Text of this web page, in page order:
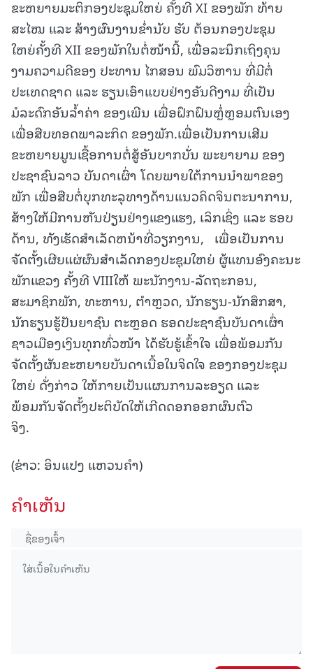
ຂະຫຍາຍມະຕິກອງປະຊຸມໃຫຍ່ ຄັ້ງທີ XI ຂອງພັກ ທ້າຍ
ສະໄໝ ແລະ ສ້າງຜົນງານຂ່ຳນັບ ຮັບ ຕ້ອນກອງປະຊຸມ
ໃຫຍ່ຄັ້ງທີ XII ຂອງພັກໃນຕໍ່ໜ້ານີ້, ເພື່ອລະນຶກເຖິງຄຸນ
ງາມຄວາມດີຂອງ ປະທານ ໄກສອນ ພົມວິຫານ ທີ່ມີຕໍ່
ປະເທດຊາດ ແລະ ຮຽນເອົາແບບຢ່າງອັນດີງາມ ທີ່ເປັນ
ມໍລະດົກອັນລໍ້າຄ່າ ຂອງເພີນ ເພື່ອຝຶກຝົນຫຼໍ່ຫຼອມຕົນເອງ
ເພື່ອສືບທອດພາລະກິດ ຂອງພັກ.ເພື່ອເປັນການເສີມ
ຂະຫຍາຍມູນເຊື້ອການຕໍ່ສູ້ອັນບາກບັ່ນ ພະຍາຍາມ ຂອງ
ປະຊາຊົນລາວ ບັນດາເຜົ່າ ໂດຍພາຍໃຕ້ການນຳພາຂອງ
ພັກ ເພື່ອສືບຕໍ່ບຸກທະລຸທາງດ້ານແນວຄິດຈິນຕະນາການ,
ສ້າງໃຫ້ມີການຫັນປ່ຽນຢ່າງແຂງແຮງ, ເລິກເຊິ່ງ ແລະ ຮອບ
ດ້ານ, ທັງເຮັດສຳເລັດຫນ້າທີ່ວຽກງານ, ເພື່ອເປັນການ
ຈັດຕັ້ງເຜີຍແຜ່ຜົນສຳເລັດກອງປະຊຸມໃຫຍ່ ຜູ້ແທນອົງຄະນະ
ພັກແຂວງ ຄັ້ງທີ VIIIໃຫ້ ພະນັກງານ-ລັດຖະກອນ,
ສະມາຊິກພັກ, ທະຫານ, ຕໍາຫຼວດ, ນັກຮຽນ-ນັກສຶກສາ,
ນັກຮຽນຮູ້ປັນຍາຊົນ ຕະຫຼອດ ຮອດປະຊາຊົນບັນດາເຜົ່າ
ຊາວເມືອງເງິນທຸກທົ່ວໜ້າ ໄດ້ຮັບຮູ້ເຂົ້າໃຈ ເພື່ອພ້ອມກັນ
ຈັດຕັ້ງຜັນຂະຫຍາຍບັນດາເນື້ອໃນຈິດໃຈ ຂອງກອງປະຊຸມ
ໃຫຍ່ ດັ່ງກ່າວ ໃຫ້ກາຍເປັນແຜນການລະອຽດ ແລະ
ພ້ອມກັນຈັດຕັ້ງປະຕິບັດໃຫ້ເກີດດອກອອກຜົນຕົວ
ຈິງ.
(ຂ່າວ: ອິນແປງ ແຫວນຄຳ)
ຄໍາເຫັນ